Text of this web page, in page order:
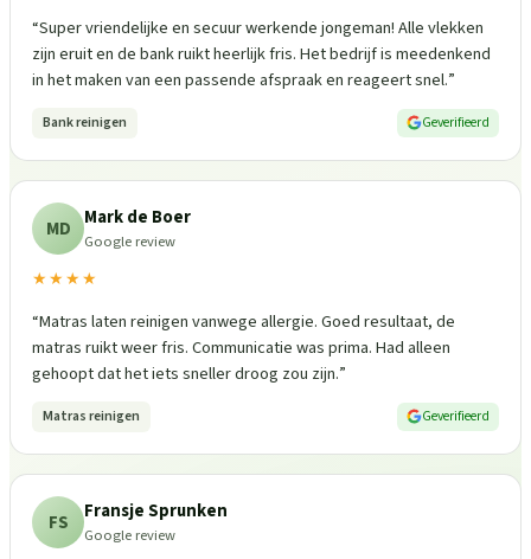
“Super vriendelijke en secuur werkende jongeman! Alle vlekken
zijn eruit en de bank ruikt heerlijk fris. Het bedrijf is meedenkend
in het maken van een passende afspraak en reageert snel.”
Bank reinigen Geverifieerd
MD Mark de Boer
Google review
★★★★
“Matras laten reinigen vanwege allergie. Goed resultaat, de
matras ruikt weer fris. Communicatie was prima. Had alleen
gehoopt dat het iets sneller droog zou zijn.”
Matras reinigen Geverifieerd
FS Fransje Sprunken
Google review